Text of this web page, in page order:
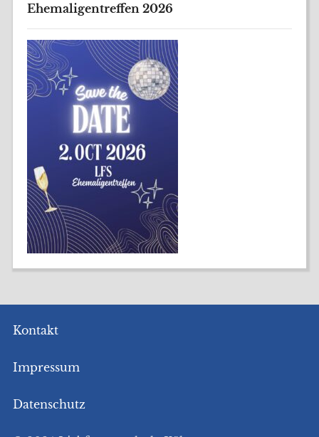
Ehemaligentreffen 2026
Kontakt
Impressum
Datenschutz